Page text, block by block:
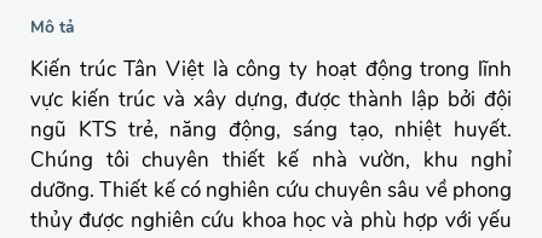
Mô tả
Kiến trúc Tân Việt là công ty hoạt động trong lĩnh
vực kiến trúc và xây dựng, được thành lập bởi đội
ngũ KTS trẻ, năng động, sáng tạo, nhiệt huyết.
Chúng tôi chuyên thiết kế nhà vườn, khu nghỉ
dưỡng. Thiết kế có nghiên cứu chuyên sâu về phong
thủy được nghiên cứu khoa học và phù hợp với yếu